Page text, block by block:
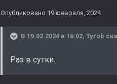
Опубликовано 19 февраля, 2024
В 19.02.2024 в 16:02, Tyrob
Раз в сутки.